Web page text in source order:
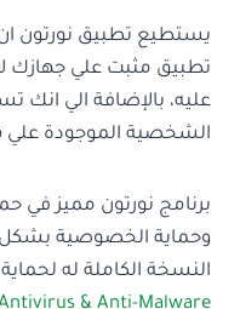
تطبيق مثبت علي جهازك
عليه، بالإضافة الي انك
الشخصية الموجودة علي
برنامج نورتون مميز في
وحماية الخصوصية بشكل
النسخة الكاملة له
& Anti-Malware